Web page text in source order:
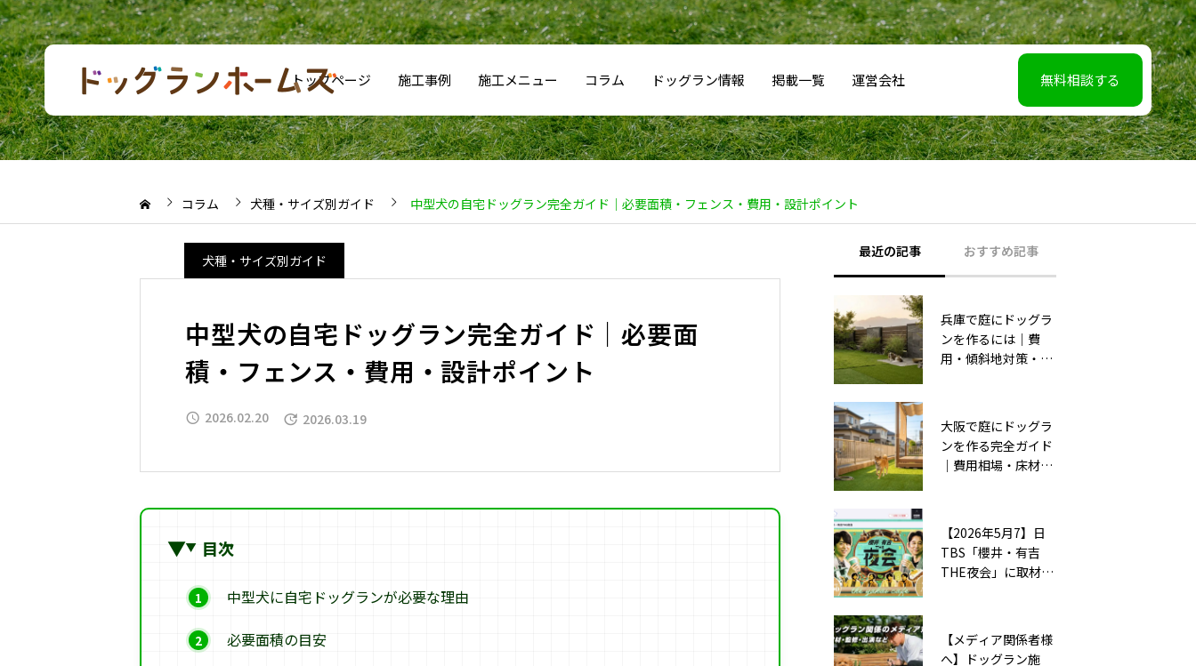
トップページ 施工事例 施工メニュー コラム ドッグラン情報 掲載一覧 運営会社 無料相談する
コラム 犬種・サイズ別ガイド 中型犬の自宅ドッグラン完全ガイド｜必要面積・フェンス・費用・設計ポイント
犬種・サイズ別ガイド
中型犬の自宅ドッグラン完全ガイド｜必要面
積・フェンス・費用・設計ポイント
2026.02.20 2026.03.19
目次
中型犬に自宅ドッグランが必要な理由
必要面積の目安
最近の記事 おすすめ記事
兵庫で庭にドッグラ
ンを作るには｜費
用・傾斜地対策・施
大阪で庭にドッグラ
ンを作る完全ガイド
｜費用相場・床材・
【2026年5月7】日
TBS「櫻井・有吉
THE夜会」に取材協
のドッグランを施工
【メディア関係者様
へ】ドッグラン施
【2026年5月7】日
TBS「櫻井・有吉
THE夜会」に取材協
のドッグランを施工
庭にドッグランを
DIY！初心者でもプ
ロ級に仕上がる「3
自宅の庭にドッグラ
ン計画の完全ガイ
ド：DIYと業者施工